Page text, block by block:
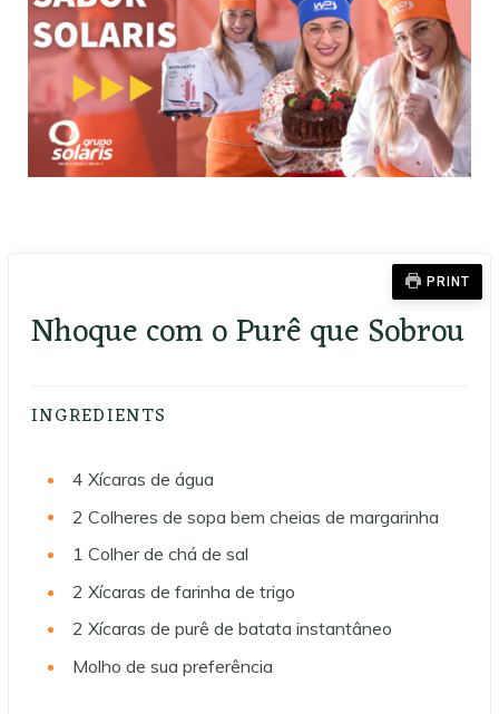
PRINT
Nhoque com o Purê que Sobrou
INGREDIENTS
4 Xícaras de água
2 Colheres de sopa bem cheias de margarinha
1 Colher de chá de sal
2 Xícaras de farinha de trigo
2 Xícaras de purê de batata instantâneo
Molho de sua preferência